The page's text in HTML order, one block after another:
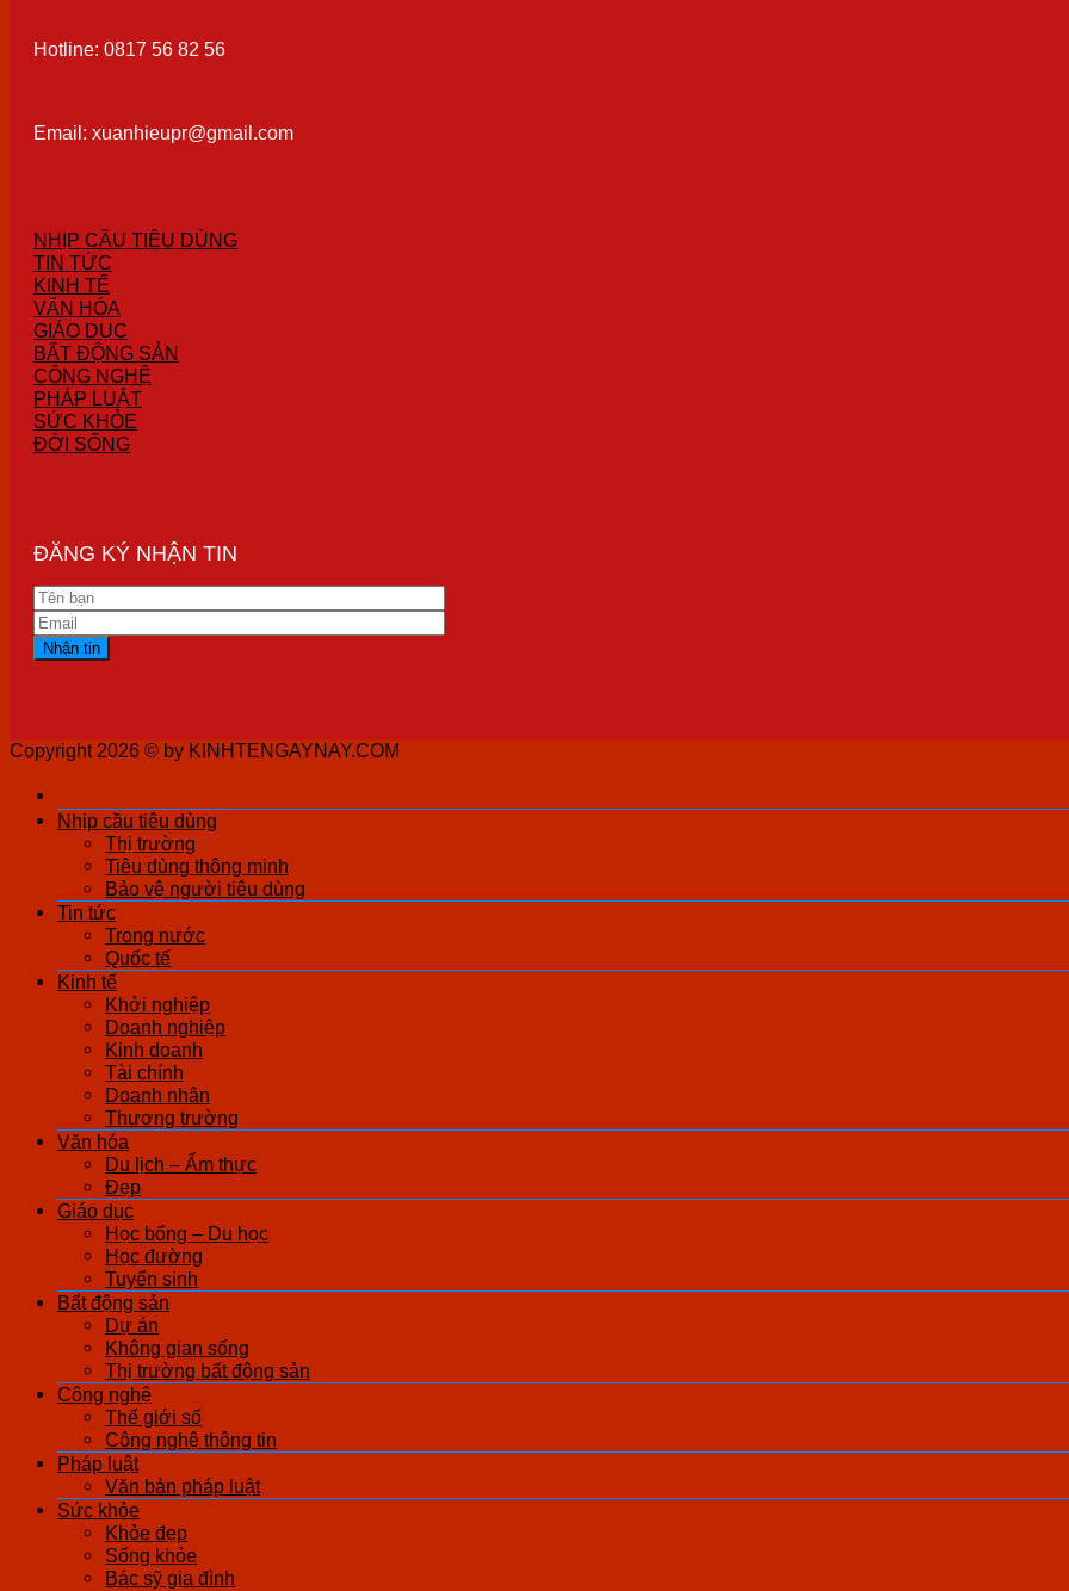
Hotline: 0817 56 82 56
Email: xuanhieupr@gmail.com
NHỊP CẦU TIÊU DÙNG
TIN TỨC
KINH TẾ
VĂN HÓA
GIÁO DỤC
BẤT ĐỘNG SẢN
CÔNG NGHỆ
PHÁP LUẬT
SỨC KHỎE
ĐỜI SỐNG
ĐĂNG KÝ NHẬN TIN
Copyright 2026 © by KINHTENGAYNAY.COM
Nhịp cầu tiêu dùng
Thị trường
Tiêu dùng thông minh
Bảo vệ người tiêu dùng
Tin tức
Trong nước
Quốc tế
Kinh tế
Khởi nghiệp
Doanh nghiệp
Kinh doanh
Tài chính
Doanh nhân
Thương trường
Văn hóa
Du lịch – Ẩm thực
Đẹp
Giáo dục
Học bổng – Du học
Học đường
Tuyển sinh
Bất động sản
Dự án
Không gian sống
Thị trường bất động sản
Công nghệ
Thế giới số
Công nghệ thông tin
Pháp luật
Văn bản pháp luật
Sức khỏe
Khỏe đẹp
Sống khỏe
Bác sỹ gia đình